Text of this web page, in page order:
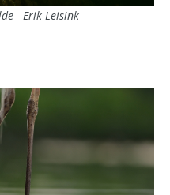
- Erik Leisink